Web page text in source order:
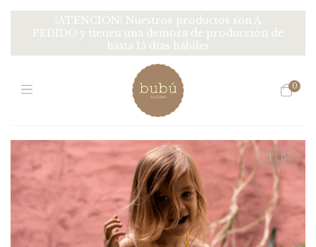
¡ATENCIÓN! Nuestros productos son A
PEDIDO y tienen una demora de producción de
hasta 15 días hábiles
0
1 /6